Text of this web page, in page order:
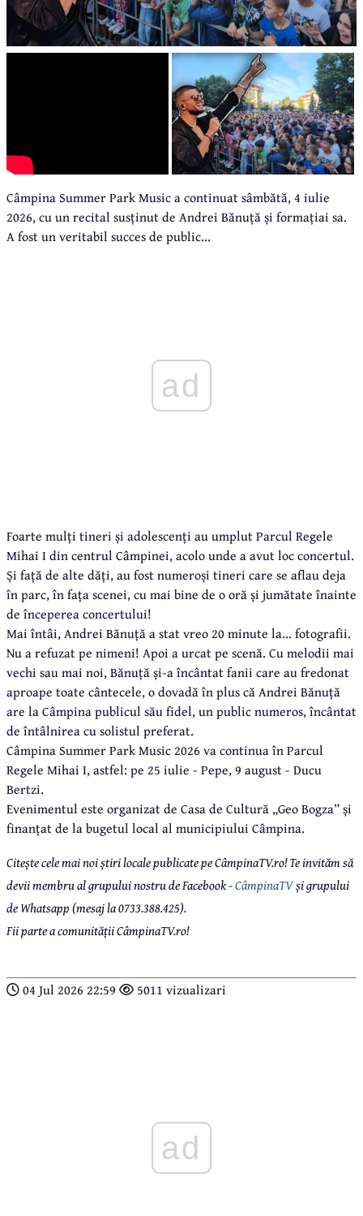
Câmpina Summer Park Music a continuat sâmbătă, 4 iulie
2026, cu un recital susținut de Andrei Bănuță și formațiai sa.
A fost un veritabil succes de public...
ad
Foarte mulți tineri și adolescenți au umplut Parcul Regele
Mihai I din centrul Câmpinei, acolo unde a avut loc concertul.
Și față de alte dăți, au fost numeroși tineri care se aflau deja
în parc, în fața scenei, cu mai bine de o oră și jumătate înainte
de începerea concertului!
Mai întâi, Andrei Bănuță a stat vreo 20 minute la... fotografii.
Nu a refuzat pe nimeni! Apoi a urcat pe scenă. Cu melodii mai
vechi sau mai noi, Bănuță și-a încântat fanii care au fredonat
aproape toate cântecele, o dovadă în plus că Andrei Bănuță
are la Câmpina publicul său fidel, un public numeros, încântat
de întâlnirea cu solistul preferat.
Câmpina Summer Park Music 2026 va continua în Parcul
Regele Mihai I, astfel: pe 25 iulie - Pepe, 9 august - Ducu
Bertzi.
Evenimentul este organizat de Casa de Cultură „Geo Bogza” și
finanțat de la bugetul local al municipiului Câmpina.
Citește cele mai noi știri locale publicate pe CâmpinaTV.ro! Te invităm să
devii membru al grupului nostru de Facebook -CâmpinaTVși grupului
de Whatsapp (mesaj la 0733.388.425).
Fii parte a comunității CâmpinaTV.ro!
04 Jul 2026 22:59 5011 vizualizari
ad